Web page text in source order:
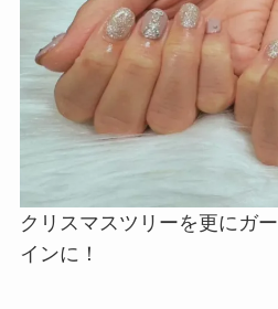
クリスマスツリーを更にガ
インに！